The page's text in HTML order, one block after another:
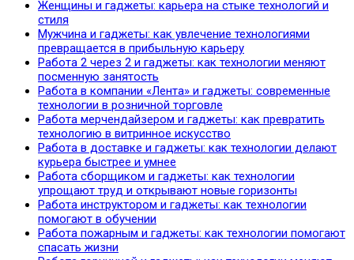
Женщины и гаджеты: карьера на стыке технологий и
стиля
Мужчина и гаджеты: как увлечение технологиями
превращается в прибыльную карьеру
Работа 2 через 2 и гаджеты: как технологии меняют
посменную занятость
Работа в компании «Лента» и гаджеты: современные
технологии в розничной торговле
Работа мерчендайзером и гаджеты: как превратить
технологию в витринное искусство
Работа в доставке и гаджеты: как технологии делают
курьера быстрее и умнее
Работа сборщиком и гаджеты: как технологии
упрощают труд и открывают новые горизонты
Работа инструктором и гаджеты: как технологии
помогают в обучении
Работа пожарным и гаджеты: как технологии помогают
спасать жизни